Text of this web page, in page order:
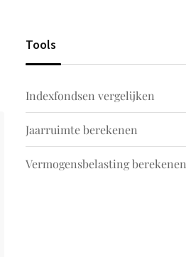
Tools
Indexfondsen vergelijken
Jaarruimte berekenen
Vermogensbelasting berekenen